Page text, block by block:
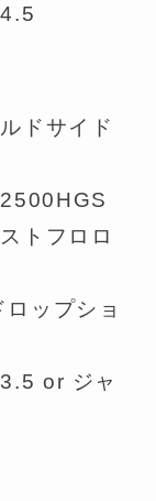
ドサイド
トフロロ
ップショ
or ジャ